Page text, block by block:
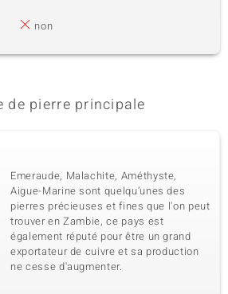
non
de pierre principale
Emeraude, Malachite, Améthyste,
Aigue-Marine sont quelqu’unes des
pierres précieuses et fines que l'on peut
trouver en Zambie, ce pays est
également réputé pour être un grand
exportateur de cuivre et sa production
ne cesse d'augmenter.